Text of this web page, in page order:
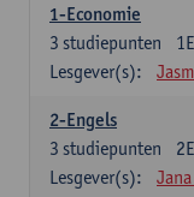
1-Economie
3 studiepunten
Lesgever(s):
2-Engels
3 studiepunten
Lesgever(s):